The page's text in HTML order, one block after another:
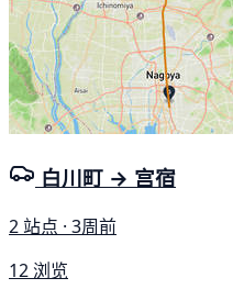
白川町 → 宫宿
2 站点 · 3周前
12 浏览